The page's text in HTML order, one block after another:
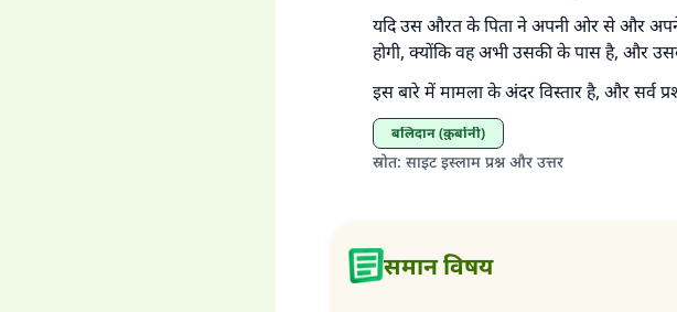
यदि उस औरत के पिता ने अपनी ओर से और अपने
होगी, क्योंकि वह अभी उसकी के पास है, और
इस बारे में मामला के अंदर विस्तार है, और सर्व
बलिदान (क़ुर्बानी)
स्रोत: साइट इस्लाम प्रश्न और उत्तर
समान विषय